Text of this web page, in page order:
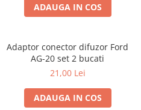
ADAUGA IN COS
Adaptor conector difuzor Ford
AG-20 set 2 bucati
21,00 Lei
ADAUGA IN COS